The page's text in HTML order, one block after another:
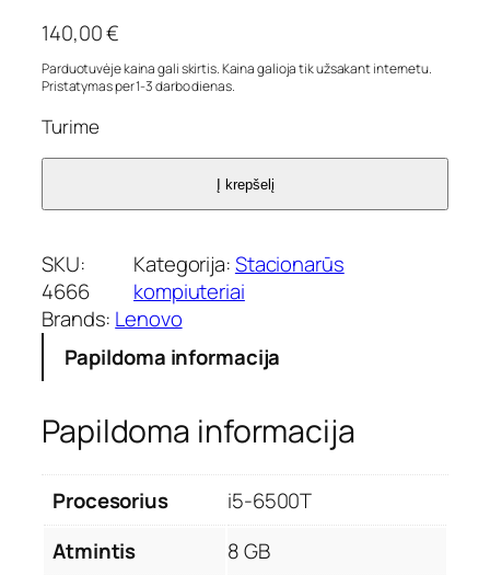
140,00€
Parduotuvėje kaina gali skirtis. Kaina galioja tik užsakant internetu.
Pristatymas per 1-3 darbo dienas.
Turime
Į krepšelį
SKU:
4666
Kategorija:Stacionarūs
kompiuteriai
Brands: Lenovo
Papildoma informacija
Papildoma informacija
Procesorius
i5-6500T
Atmintis
8 GB